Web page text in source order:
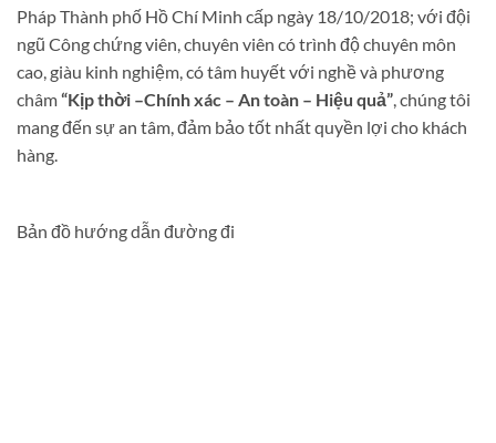
Pháp Thành phố Hồ Chí Minh cấp ngày 18/10/2018; với đội
ngũ Công chứng viên, chuyên viên có trình độ chuyên môn
cao, giàu kinh nghiệm, có tâm huyết với nghề và phương
châm“Kịp thời –Chính xác – An toàn – Hiệu quả” , chúng tôi
mang đến sự an tâm, đảm bảo tốt nhất quyền lợi cho khách
hàng.
Bản đồ hướng dẫn đường đi